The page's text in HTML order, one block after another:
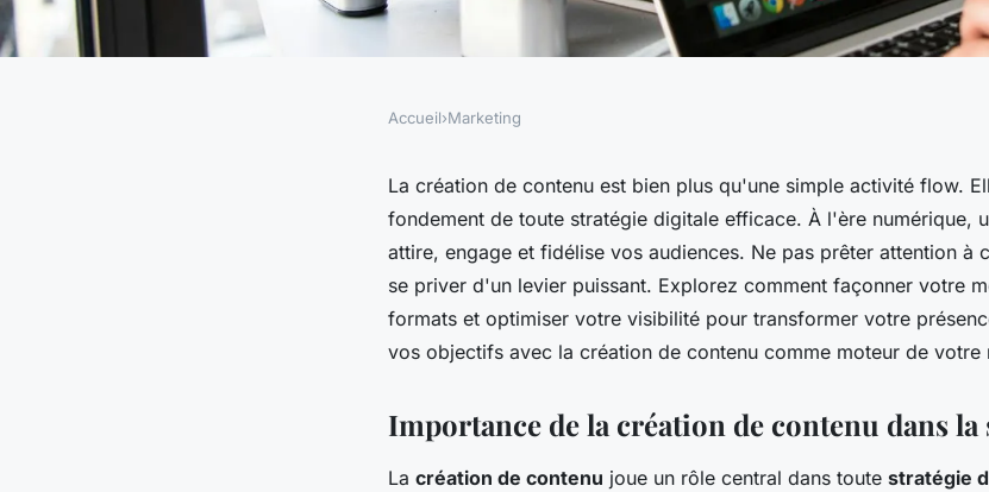
Création de contenu : pilier de la
stratégie digitale
Accueil›Marketing
La création de contenu est bien plus qu'une simple activité flow.
fondement de toute stratégie digitale efficace. À l'ère numérique,
attire, engage et fidélise vos audiences. Ne pas prêter attention à
se priver d'un levier puissant. Explorez comment façonner votre
formats et optimiser votre visibilité pour transformer votre
vos objectifs avec la création de contenu comme moteur de votre
Importance de la création de contenu dans
La création de contenu joue un rôle central dans toute stratégie